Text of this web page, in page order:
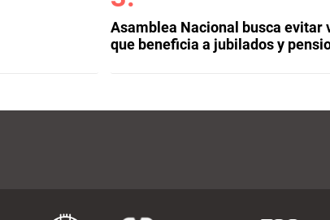
Asamblea Nacional busca evitar
que beneficia a jubilados y